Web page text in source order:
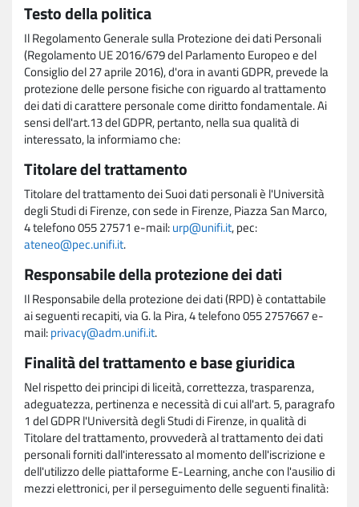
Testo della politica
Il Regolamento Generale sulla Protezione dei dati Personali
(Regolamento UE 2016/679 del Parlamento Europeo e del
Consiglio del 27 aprile 2016), d'ora in avanti GDPR, prevede la
protezione delle persone fisiche con riguardo al trattamento
dei dati di carattere personale come diritto fondamentale. Ai
sensi dell'art.13 del GDPR, pertanto, nella sua qualità di
interessato, la informiamo che:
Titolare del trattamento
Titolare del trattamento dei Suoi dati personali è l'Università
degli Studi di Firenze, con sede in Firenze, Piazza San Marco,
4 telefono 055 27571 e-mail:urp@unifi.it, pec:
ateneo@pec.unifi.it.
Responsabile della protezione dei dati
Il Responsabile della protezione dei dati (RPD) è contattabile
ai seguenti recapiti, via G. la Pira, 4 telefono 055 2757667 e-
mail:privacy@adm.unifi.it.
Finalità del trattamento e base giuridica
Nel rispetto dei principi di liceità, correttezza, trasparenza,
adeguatezza, pertinenza e necessità di cui all'art. 5, paragrafo
1 del GDPR l'Università degli Studi di Firenze, in qualità di
Titolare del trattamento, provvederà al trattamento dei dati
personali forniti dall'interessato al momento dell'iscrizione e
dell'utilizzo delle piattaforme E-Learning, anche con l'ausilio di
mezzi elettronici, per il perseguimento delle seguenti finalità: